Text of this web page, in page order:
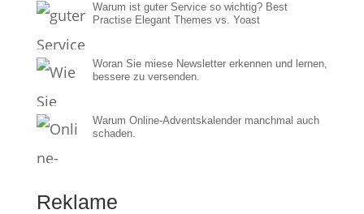
Warum ist guter Service so wichtig? Best
Practise Elegant Themes vs. Yoast
Woran Sie miese Newsletter erkennen und lernen,
bessere zu versenden.
Warum Online-Adventskalender manchmal auch
schaden.
Reklame